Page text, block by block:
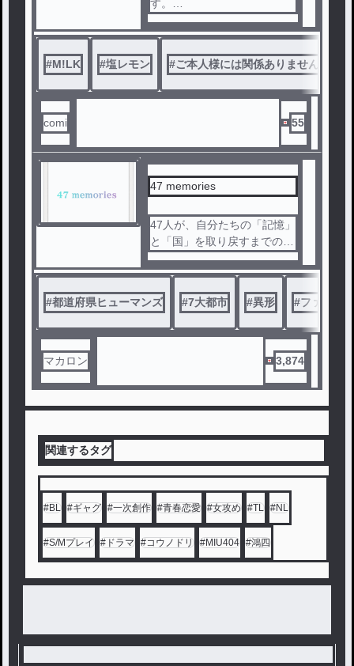
す。
M!LKのメンバー５人をモチ
ーフとした本格長編ダークフ
ァンタジー。
主人公ジントと幼馴染のダイ
チを中心に、光と闇、魔法と
魔物が対峙する世界で、五人
M!LKさんやBLにあまり興味
タジー小説として読んで頂け
M!LK好きな方（特に塩レ推
し）には読んで頂きたいです
😆
キャラクターの心情、描写を
毎日３〜４更新予定。
初見の方は、各章のあらすじ
#M!LK #塩レモン #ご本人様には関係ありません
comi 55
47 memories
47人が、自分たちの「記憶」
と「国」を取り戻すまでのお
話。
⚠注意⚠
・ファンタジーです。
・異形が出てきます。
・戦争表現あり（✕東西戦争
、死ネタなし）
・カンヒュが出てきます。
・架空の国が出てきます。
・見方によってはBL要素あ
り（（R-18（エ〇）はなし
・戦争賛美、政治的意図なし
切関係ありません。
・全て妄想です。
#都道府県ヒューマンズ #7大都市 #異形 #ファンタ
マカロン 3,874
関連するタグ
#BL #ギャグ #一次創作 #青春恋愛 #女攻め #TL #NL
#S/Mプレイ # ドラマ #コウノドリ #MIU404 #鴻四